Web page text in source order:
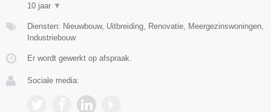
10 jaar ▼
Diensten: Nieuwbouw, Uitbreiding, Renovatie, Meergezinswoningen,
Industriebouw
Er wordt gewerkt op afspraak.
Sociale media: